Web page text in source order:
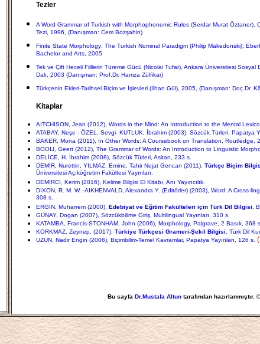
Tezler
A Word Grammar of Turkish with Morphophonemic Rules (Serdar Murat Öztaner),
Tezi, 1996, (Danışman: Cem Bozşahin)
Finite State Morphology: The Turkish Nominal Paradigm (Philip Makedonski),
Bachelor and Arts, 2005
Tek ve Çift Heceli Fiillerin Türeme Gücü (Nicolai Tufar), Ankara Üniversitesi Sosyal
Dalı, 2003 (Danışman: Prof.Dr. Hamza Zülfikar)
Türkçenin Ekleri-Tarihsel Biçim ve İşlevleri (İlhan Gül), 2005, (Danışman: Doç.Dr.
Kitaplar
AITCHISON, Jean (2012), Words in the Mind: An Introduction to the Mental
ATABAY, Neşe - ÖZEL, Sevgi- KUTLUK, İbrahim (2003), Sözcük Türleri, Papatya
BAKER, Mona (2011), In Other Words: A Coursebook on Translation, Routledge,
BOOIJ, Geert (2012), The Grammar of Words: An Introduction to Linguistic
DELİCE, H. İbrahim (2008), Sözcük Türleri, Asitan, 233 s.
DEMİR, Nurettin, YILMAZ, Emine, Tahir Nejat Gencan (2011), Türkçe Biçim
Üniversitesi Açıköğretim Fakültesi Yayınları.
DEMİRCİ, Kerim (2016), Kelime Bilgisi El Kitabı, Anı Yayıncılık.
DIXON, R. M. W. -AIKHENVALD, Alexandra Y. (Editörler) (2003), Word: A Cross-
308 s.
ERGİN, Muharrem (2000), Edebiyat ve Eğitim Fakülteleri için Türk Dil Bilgisi ,
GÜNAY, Dogan (2007), Sözcükbilime Giriş, Multilingual Yayınları, 310 s.
KATAMBA, Francis-STONHAM, John (2006), Morphology, Palgrave, 2 Basık, 368 s.
KORKMAZ, Zeynep, (2017), Türkiye Türkçesi Grameri-Şekil Bilgisi , Türk Dil
UZUN, Nadir Engin (2006), Biçimbilim-Temel Kavramlar, Papatya Yayınları, 126 s.
Bu sayfa Dr.Mustafa Altun tarafından hazırlanmıştır.